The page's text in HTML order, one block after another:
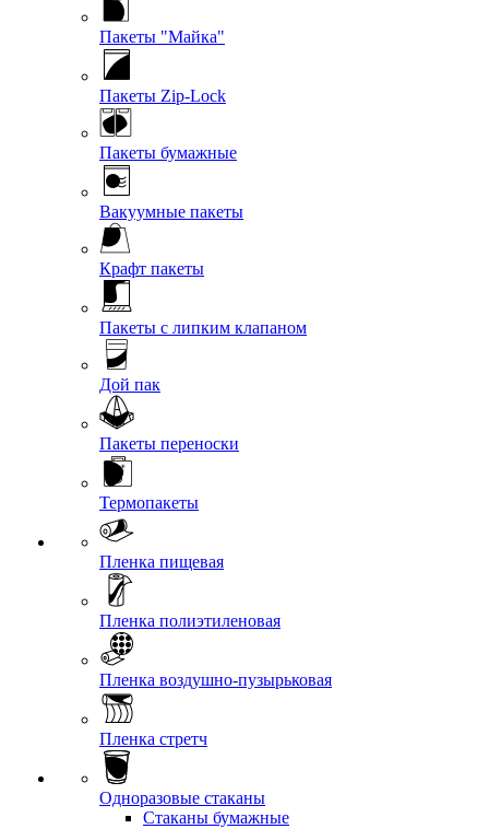
Пакеты "Майка"
Пакеты Zip-Lock
Пакеты бумажные
Вакуумные пакеты
Крафт пакеты
Пакеты с липким клапаном
Дой пак
Пакеты переноски
Термопакеты
Пленка пищевая
Пленка полиэтиленовая
Пленка воздушно-пузырьковая
Пленка стретч
Одноразовые стаканы
Стаканы бумажные